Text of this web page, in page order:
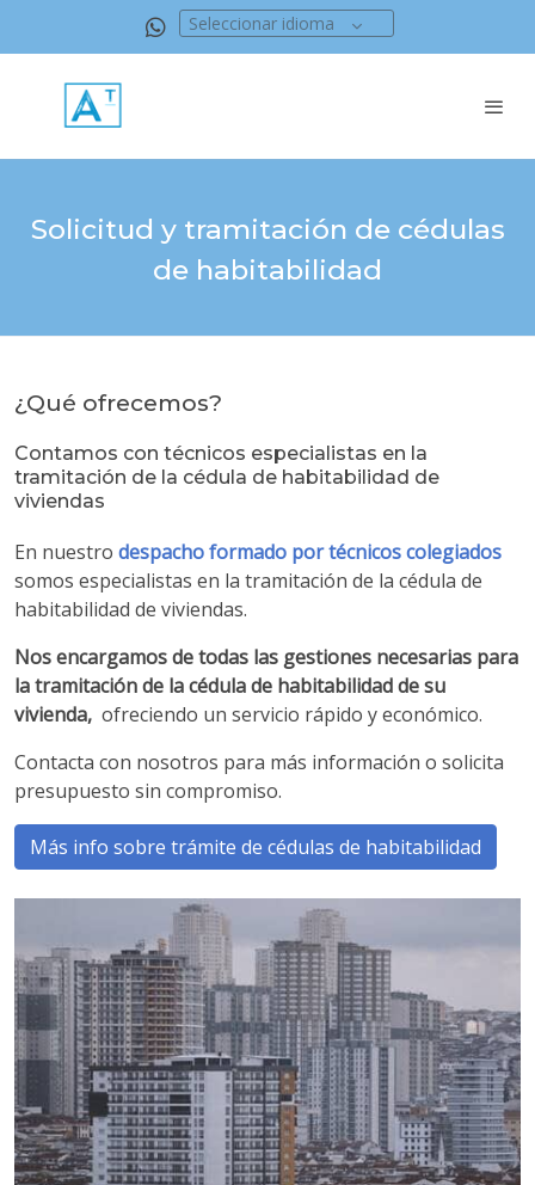
Seleccionar idioma
Solicitud y tramitación de cédulas
de habitabilidad
¿Qué ofrecemos?
Contamos con técnicos especialistas en la
tramitación de la cédula de habitabilidad de
viviendas
En nuestro despacho formado por técnicos colegiados
somos especialistas en la tramitación de la cédula de
habitabilidad de viviendas.​
Nos encargamos de todas las gestiones necesarias para
la tramitación de la cédula de habitabilidad de su
vivienda, ofreciendo un servicio rápido y económico.
Contacta con nosotros para más información o solicita
presupuesto sin compromiso.
Más info sobre trámite de cédulas de habitabilidad